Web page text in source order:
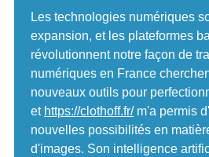
Les technologies numériques
expansion, et les plateformes
révolutionnent notre façon de
numériques en France
nouveaux outils pour
et https://clothoff.fr/m'a permis
nouvelles possibilités en
d'images. Son intelligence